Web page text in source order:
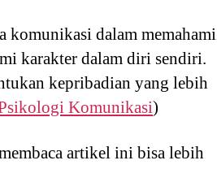
komunikasi dalam memahami
karakter dalam diri sendiri.
kepribadian yang lebih
Komunikasi)
artikel ini bisa lebih